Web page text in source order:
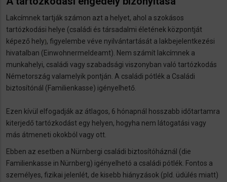
Lakcímnek tartják számon azt a helyet, ahol a szokásos
tartózkodási helye (családi és társadalmi életének központját
képező hely), figyelembe véve nyilvántartását a lakbejelentkezési
hivatalban (Einwohnermeldeamt). Nem számít lakcímnek a
munkahelyi, családi vagy szabadsági viszonyban való tartózkodás
Németország valamelyik pontján. A családi pótlék a Családi
biztosítónál (Familienkasse) igényelhető.
Ezen kívül elfogadják az átlagos, 6 hónapnál hosszabb időtartamra
kiterjedő tartózkodást egy helyen, hogyha nem látogatási vagy
más átmeneti okokból vagy ott.
Ebben az esetben a Nürnbergi családi biztosítóháznál (die
Familienkasse in Nürnberg) igényelhetó a családi pótlék. Fontos a
személyes, fizikai jelenlét, de kisebb hiányzások (pld. üdülés miatt)